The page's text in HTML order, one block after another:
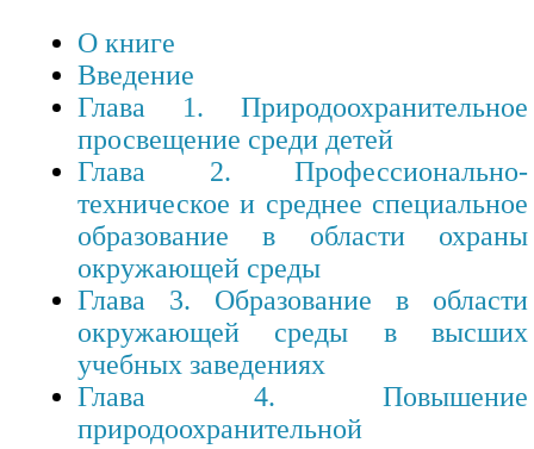
О книге
Введение
Глава 1. Природоохранительное
просвещение среди детей
Глава 2. Профессионально-
техническое и среднее специальное
образование в области охраны
окружающей среды
Глава 3. Образование в области
окружающей среды в высших
учебных заведениях
Глава 4. Повышение
природоохранительной